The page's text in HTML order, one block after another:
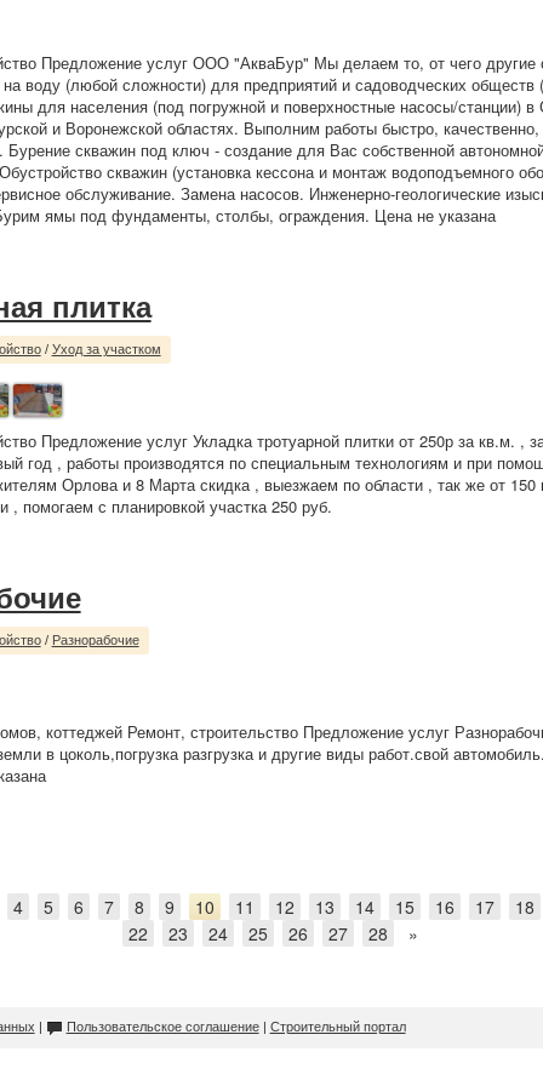
Предложение услуг ООО "АкваБур" Мы делаем то, от чего другие
воду (любой сложности) для предприятий и садоводческих
для населения (под погружной и поверхностные насосы/станции)
и Воронежской областях. Выполним работы быстро, качественно,
скважин под ключ - создание для Вас собственной
скважин (установка кессона и монтаж водоподъемного
обслуживание. Замена насосов. Инженерно-геологические
ямы под фундаменты, столбы, ограждения. Цена не указана
плитка
/ Уход за участком
Предложение услуг Укладка тротуарной плитки от 250р за кв.м. ,
год , работы производятся по специальным технологиям и при
Орлова и 8 Марта скидка , выезжаем по области , так же от 150
, помогаем с планировкой участка 250 руб.
/ Разнорабочие
коттеджей Ремонт, строительство Предложение услуг
в цоколь,погрузка разгрузка и другие виды работ.свой
4 5 6 7 8 9 10 11 12 13 14 15 16 17
18
22
23 24 25 26 27 28 »
| Пользовательское соглашение| Строительный портал